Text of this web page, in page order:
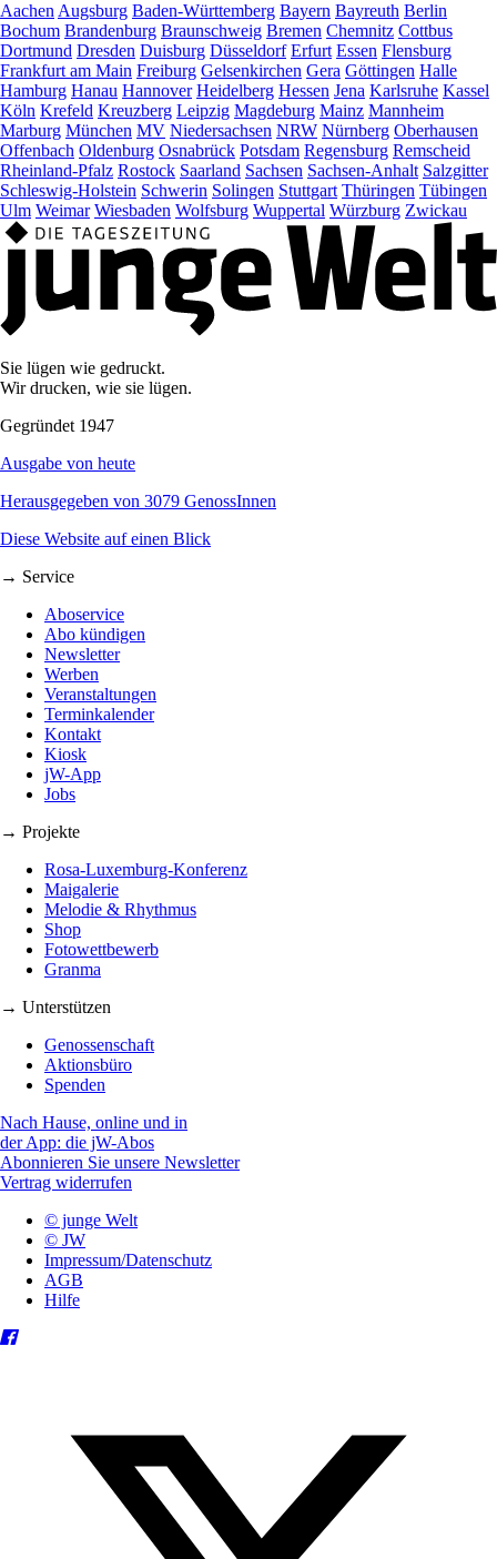
Aachen Augsburg Baden-Württemberg Bayern Bayreuth Berlin
Bochum Brandenburg Braunschweig Bremen Chemnitz Cottbus
Dortmund Dresden Duisburg Düsseldorf Erfurt Essen Flensburg
Frankfurt am Main Freiburg Gelsenkirchen Gera Göttingen Halle
Hamburg Hanau Hannover Heidelberg Hessen Jena Karlsruhe Kassel
Köln Krefeld Kreuzberg Leipzig Magdeburg Mainz Mannheim
Marburg München MV Niedersachsen NRW Nürnberg Oberhausen
Offenbach Oldenburg Osnabrück Potsdam Regensburg Remscheid
Rheinland-Pfalz Rostock Saarland Sachsen Sachsen-Anhalt Salzgitter
Schleswig-Holstein Schwerin Solingen Stuttgart Thüringen Tübingen
Ulm Weimar Wiesbaden Wolfsburg Wuppertal Würzburg Zwickau
Sie lügen wie gedruckt.
Wir drucken, wie sie lügen.
Gegründet 1947
Ausgabe von heute
Herausgegeben von 3079 GenossInnen
Diese Website auf einen Blick
→ Service
Aboservice
Abo kündigen
Newsletter
Werben
Veranstaltungen
Terminkalender
Kontakt
Kiosk
jW-App
Jobs
→ Projekte
Rosa-Luxemburg-Konferenz
Maigalerie
Melodie & Rhythmus
Shop
Fotowettbewerb
Granma
→ Unterstützen
Genossenschaft
Aktionsbüro
Spenden
Nach Hause, online und in
der App: die jW-Abos
Abonnieren Sie unsere Newsletter
Vertrag widerrufen
© junge Welt
© JW
Impressum/Datenschutz
AGB
Hilfe